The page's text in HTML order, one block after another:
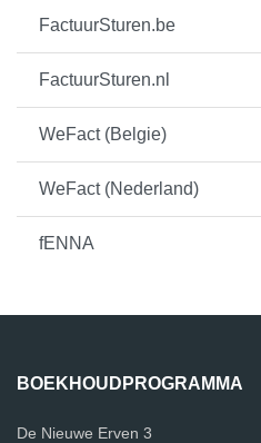
FactuurSturen.be
FactuurSturen.nl
WeFact (Belgie)
WeFact (Nederland)
fENNA
BOEKHOUDPROGRAMMA
De Nieuwe Erven 3